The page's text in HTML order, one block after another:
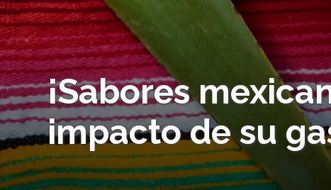
¡Sabores
impacto de su